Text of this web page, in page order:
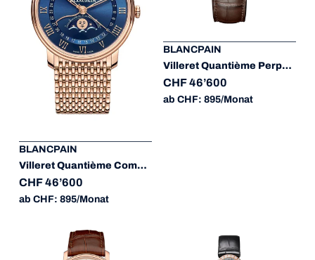
BLANCPAIN
Villeret Quantième Complet
CHF 46’600
ab CHF: 895/Monat
BLANCPAIN
Villeret Quantième Perpétuel
CHF 46’600
ab CHF: 895/Monat